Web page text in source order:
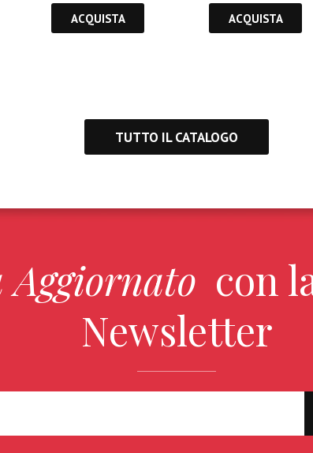
ACQUISTA ACQUISTA
TUTTO IL CATALOGO
Aggiornato con
Newsletter